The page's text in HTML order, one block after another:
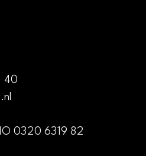
40
0320 6319 82